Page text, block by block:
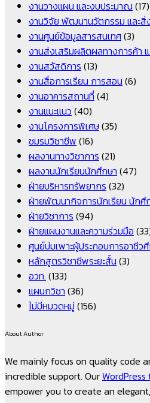
งานวางแผน และงบประมาณ (17)
งานวิจัย พัฒนานวัตกรรม และสิ่
งานศูนย์ข้อมูลสารสนเทศ(3)
งานส่งเสริมผลิตผลทางการค้า
งานสวัสดิการ (13)
งานสื่อการเรียน การสอน (6)
งานอาคารสถานที่ (4)
งานแนะแนว (40)
งานโครงการพิเศษ(35)
ชมรมวิชาชีพ (16)
ผลงานทางวิชาการ (21)
ผลงานนักเรียนนักศึกษา (47)
ฝ่ายบริหารทรัพยากร (32)
ฝ่ายพัฒนากิจการนักเรียน นักศึ
ฝ่ายวิชาการ (94)
ฝ่ายแผนงานและความร่วมมือ
ศูนย์บ่มเพาะผู้ประกอบการอาชีว
หลักสูตรวิชาชีพระยะสั้น (3)
อวท. (133)
แผนกวิชา (36)
ไม่มีหมวดหมู่ (156)
About Author
We mainly focus on quality code
incredible support. Our
empower you to create an